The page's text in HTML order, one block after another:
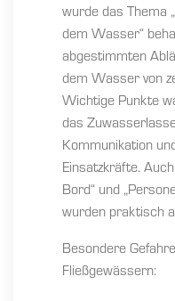
wurde das Thema
dem Wasser“
abgestimmten
dem Wasser von
Wichtige Punkte
das
Kommunikation
Einsatzkräfte.
Bord“ und
wurden praktisch
Besondere
Fließgewässern: